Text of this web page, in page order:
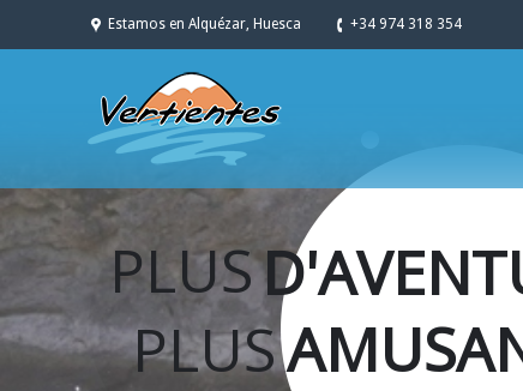
Estamos en Alquézar, Huesca +34 974 318 354
PLUS
PLUS